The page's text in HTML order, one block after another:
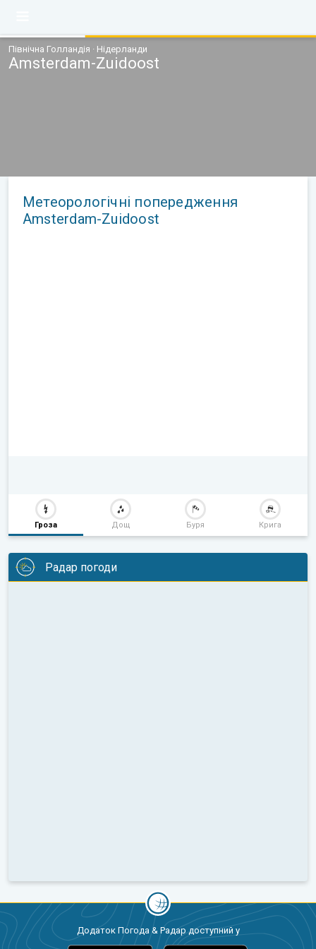
Північна Голландія · Нідерланди
Amsterdam-Zuidoost
Метеорологічні попередження
Amsterdam-Zuidoost
Гроза Дощ Буря Крига
Радар погоди
Додаток Погода & Радар доступний у